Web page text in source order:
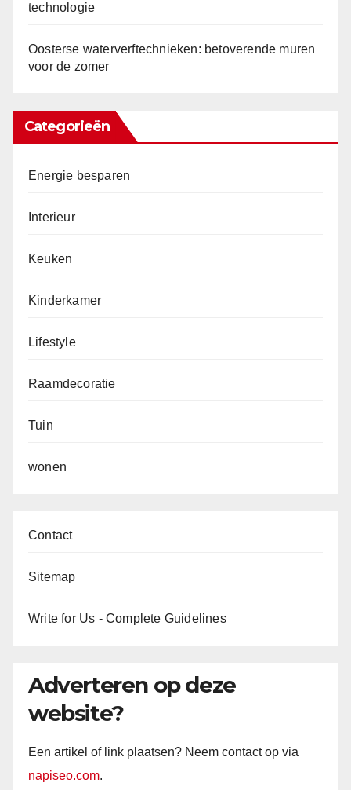
technologie
Oosterse waterverftechnieken: betoverende muren
voor de zomer
Categorieën
Energie besparen
Interieur
Keuken
Kinderkamer
Lifestyle
Raamdecoratie
Tuin
wonen
Contact
Sitemap
Write for Us - Complete Guidelines
Adverteren op deze
website?
Een artikel of link plaatsen? Neem contact op via
napiseo.com.